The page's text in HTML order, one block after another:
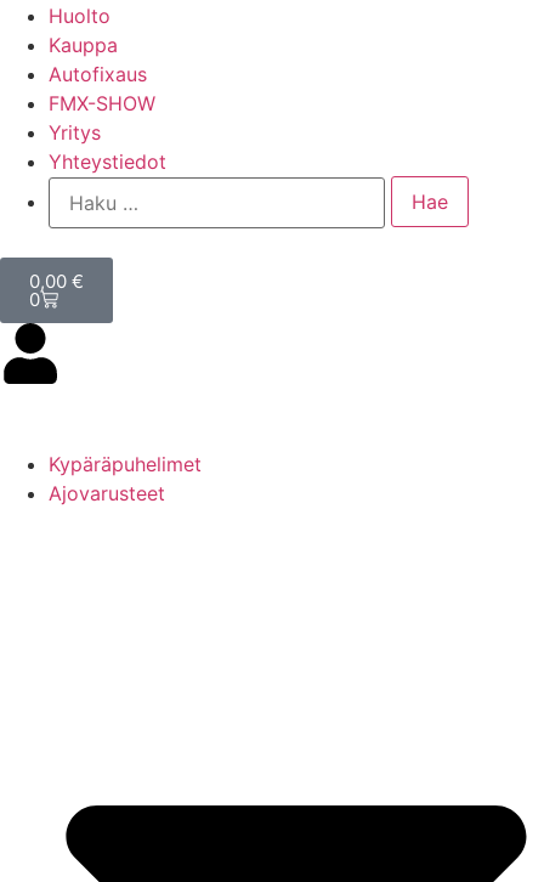
Huolto
Kauppa
Autofixaus
FMX-SHOW
Yritys
Yhteystiedot
0,00 €
0
Kypäräpuhelimet
Ajovarusteet